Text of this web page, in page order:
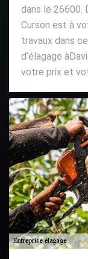
dans le 26600.
Curson est à
travaux dans
d’élagage
votre prix et